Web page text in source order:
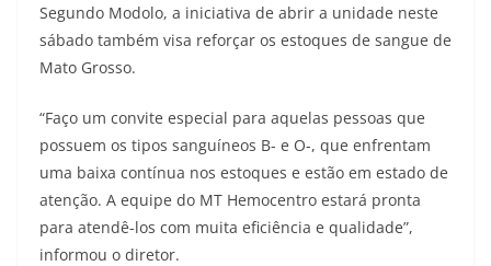
Segundo Modolo, a iniciativa de abrir a unidade neste
sábado também visa reforçar os estoques de sangue de
Mato Grosso.
“Faço um convite especial para aquelas pessoas que
possuem os tipos sanguíneos B- e O-, que enfrentam
uma baixa contínua nos estoques e estão em estado de
atenção. A equipe do MT Hemocentro estará pronta
para atendê-los com muita eficiência e qualidade”,
informou o diretor.